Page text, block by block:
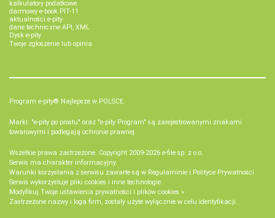
kalkulatory podatkowe
darmowy e-book PIT-11
aktualności e-pity
dane techniczne API, XML
Dysk e-pity
Twoje zgłoszenie lub opinia
Program e-pity® Najlepsze w POLSCE.
Marki: "e-pity po prostu" oraz "e-pity Program" są zarejestrowanymi znakami
towarowymi i podlegają ochronie prawnej.
Wszelkie prawa zastrzeżone. Copyright 2009-2026 e-file sp. z o.o.
Serwis ma charakter informacyjny.
Warunki korzystania z serwisu zawarte są w Regulaminie i Polityce Prywatności
Serwis wykorzystuje pliki cookies i inne technologie
Modyfikuj Twoje ustawienia prywatności i plików cookies »
Zastrzeżone nazwy i loga firm, zostały użyte wyłącznie w celu identyfikacji.